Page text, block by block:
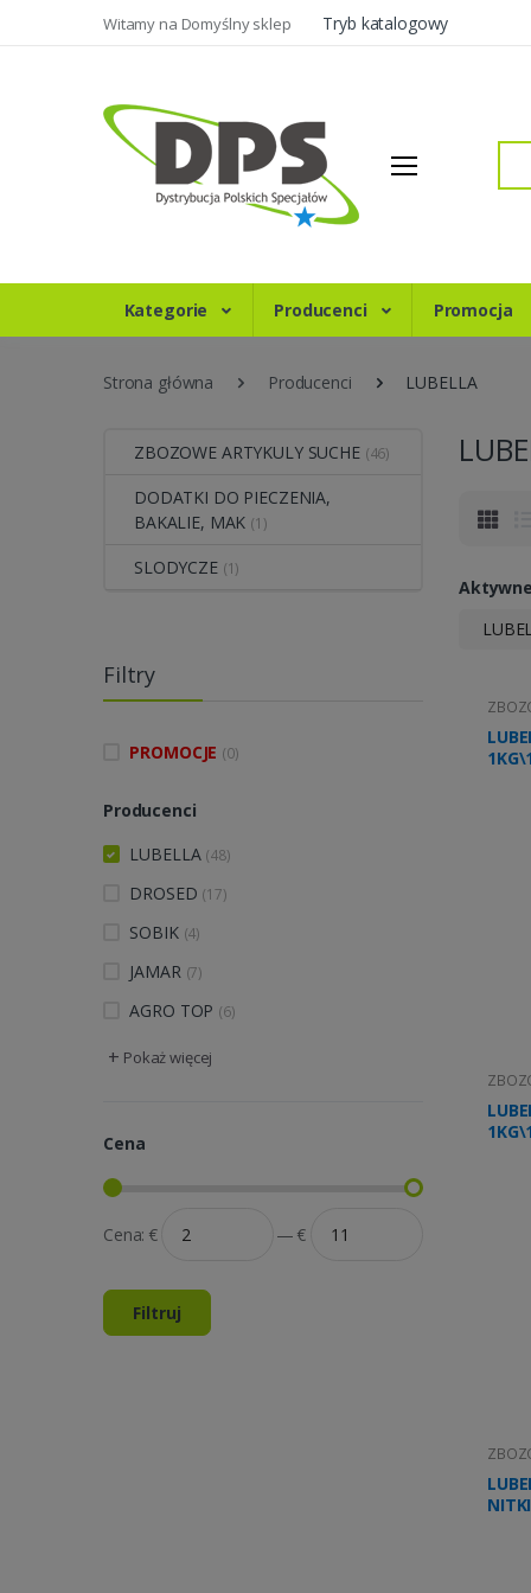
Witamy na Domyślny sklep Tryb katalogowy
Kategorie Producenci Promocja
Strona główna Producenci LUBELLA
ZBOZOWE ARTYKULY SUCHE (46)
DODATKI DO PIECZENIA,
BAKALIE, MAK (1)
SLODYCZE (1)
Filtry
PROMOCJE (0)
Producenci
LUBELLA (48)
DROSED (17)
SOBIK (4)
JAMAR (7)
AGRO TOP (6)
+ Pokaż więcej
Cena
Cena: € — €
Filtruj